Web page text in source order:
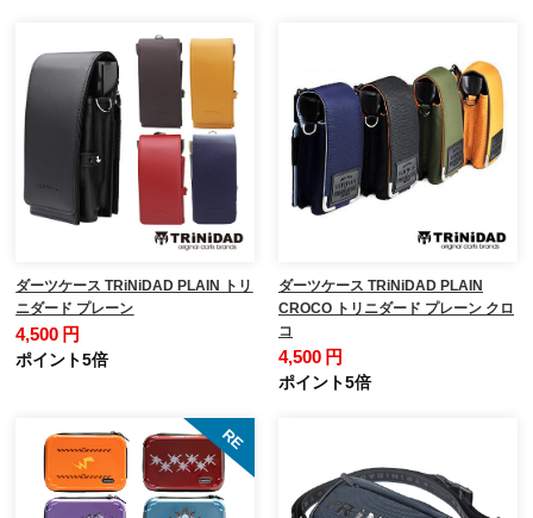
ダーツケース TRiNiDAD PLAIN トリ
ニダード プレーン
4,500 円
ポイント5倍
ダーツケース TRiNiDAD PLAIN
CROCO トリニダード プレーン クロ
コ
4,500 円
ポイント5倍